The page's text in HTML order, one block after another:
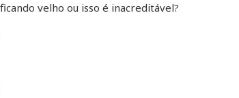
velho ou isso é inacreditável?